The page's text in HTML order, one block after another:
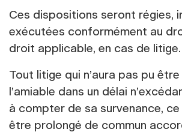
Ces dispositions seront régies,
exécutées conformément au
droit applicable, en cas de litige.
Tout litige qui n’aura pas pu être
l’amiable dans un délai
à compter de sa survenance,
être prolongé de commun